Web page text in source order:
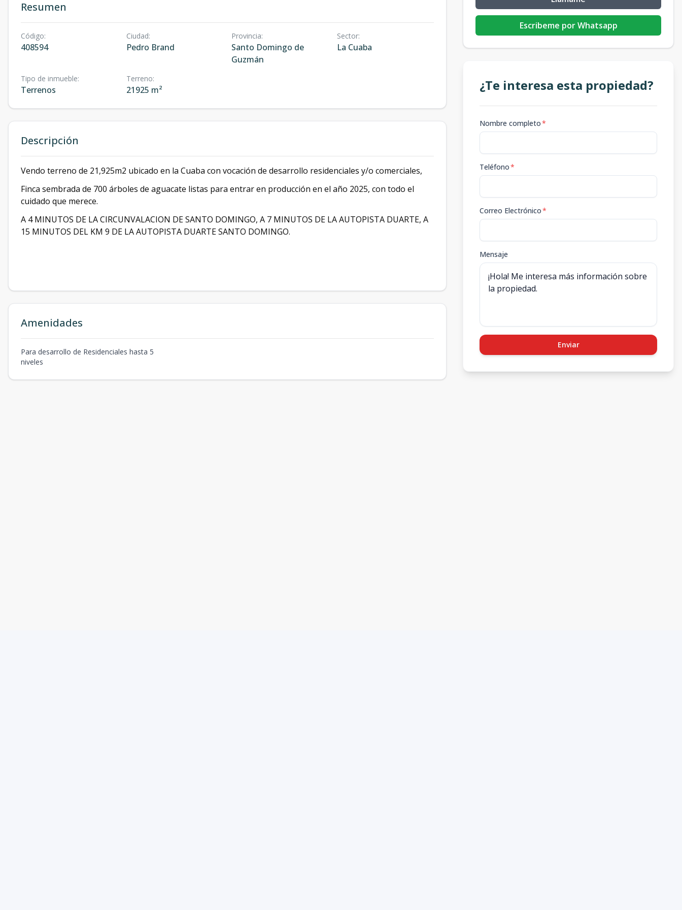
Resumen
Código:
408594
Ciudad:
Pedro Brand
Provincia:
Santo Domingo de
Guzmán
Sector:
La Cuaba
Tipo de inmueble:
Terrenos
Terreno:
21925 m²
Descripción
Vendo terreno de 21,925m2 ubicado en la Cuaba con vocación de desarrollo residenciales y/o comerciales,
Finca sembrada de 700 árboles de aguacate listas para entrar en producción en el año 2025, con todo el
cuidado que merece.
A 4 MINUTOS DE LA CIRCUNVALACION DE SANTO DOMINGO, A 7 MINUTOS DE LA AUTOPISTA DUARTE, A
15 MINUTOS DEL KM 9 DE LA AUTOPISTA DUARTE SANTO DOMINGO.
Amenidades
Para desarrollo de Residenciales hasta 5
niveles
Escribeme por Whatsapp
¿Te interesa esta propiedad?
Nombre completo*
Teléfono*
Correo Electrónico*
Mensaje
Enviar